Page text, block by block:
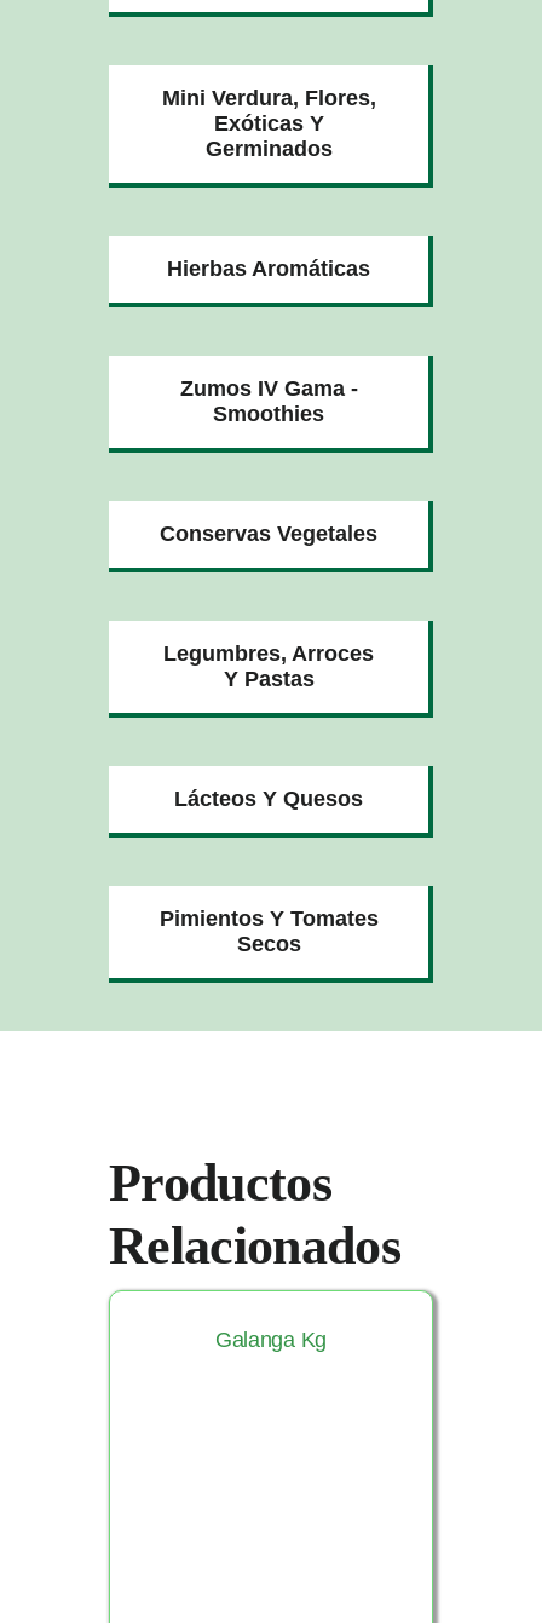
Mini Verdura, Flores,
Exóticas Y
Germinados
Hierbas Aromáticas
Zumos IV Gama -
Smoothies
Conservas Vegetales
Legumbres, Arroces
Y Pastas
Lácteos Y Quesos
Pimientos Y Tomates
Secos
Productos
Relacionados
Galanga Kg